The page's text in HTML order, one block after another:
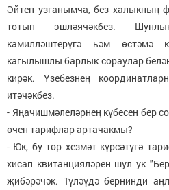
Әйтеп узганымча, без халыкның
тотып эшләячәкбез.
камилләштерүгә һәм өстәмә
кагылышлы барлык сораулар
кирәк. Үзебезнең
итәчәкбез.
- Яңачишмәлеләрнең күбесен бер
өчен тарифлар артачакмы?
- Юк, бу төр хезмәт күрсәтүгә
хисап квитанцияләрен шул ук
җибәрәчәк. Түләүдә бернинди